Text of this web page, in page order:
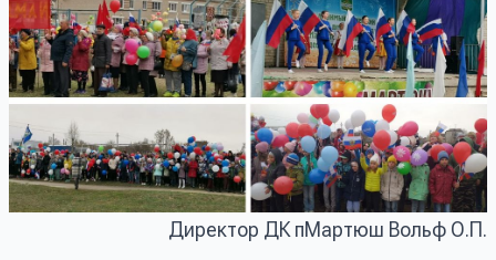
Директор ДК пМартюш Вольф О.П.